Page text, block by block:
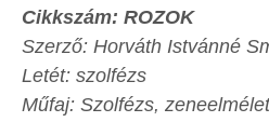
Cikkszám: ROZOK
Szerző: Horváth Istvánné
Letét: szolfézs
Műfaj: Szolfézs,